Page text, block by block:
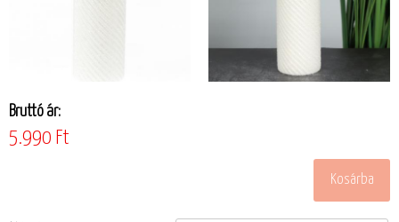
Bruttó ár:
5.990 Ft